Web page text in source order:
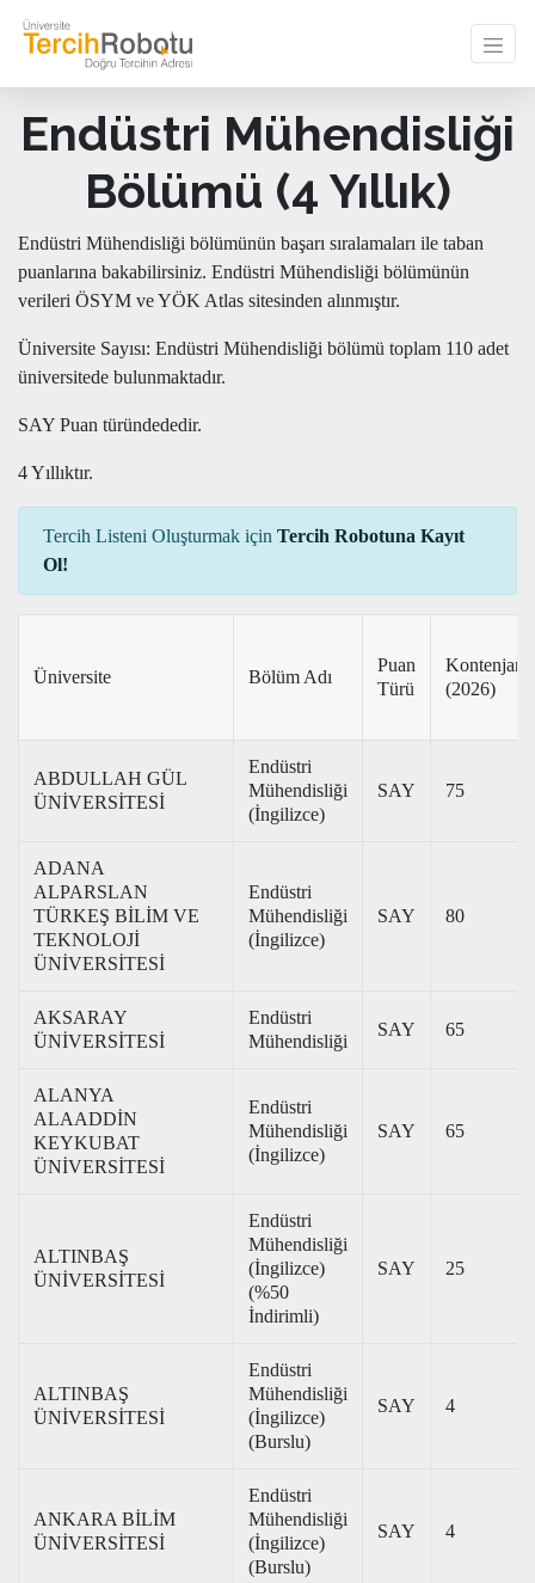
Endüstri Mühendisliği
Bölümü (4 Yıllık)
Endüstri Mühendisliği bölümünün başarı sıralamaları ile taban
puanlarına bakabilirsiniz. Endüstri Mühendisliği bölümünün
verileri ÖSYM ve YÖK Atlas sitesinden alınmıştır.
Üniversite Sayısı: Endüstri Mühendisliği bölümü toplam 110 adet
üniversitede bulunmaktadır.
SAY Puan türündededir.
4 Yıllıktır.
Tercih Listeni Oluşturmak için Tercih Robotuna Kayıt
Ol!
Üniversite Bölüm Adı
Puan
Türü
Kontenjan
(2026)
ABDULLAH GÜL
ÜNİVERSİTESİ
Endüstri
Mühendisliği
(İngilizce)
SAY 75
ADANA
ALPARSLAN
TÜRKEŞ BİLİM VE
TEKNOLOJİ
ÜNİVERSİTESİ
Endüstri
Mühendisliği
(İngilizce)
SAY 80
AKSARAY
ÜNİVERSİTESİ
Endüstri
Mühendisliği
SAY 65
ALANYA
ALAADDİN
KEYKUBAT
ÜNİVERSİTESİ
Endüstri
Mühendisliği
(İngilizce)
SAY 65
ALTINBAŞ
ÜNİVERSİTESİ
Endüstri
Mühendisliği
(İngilizce)
(%50
İndirimli)
SAY 25
ALTINBAŞ
ÜNİVERSİTESİ
Endüstri
Mühendisliği
(İngilizce)
(Burslu)
SAY 4
ANKARA BİLİM
ÜNİVERSİTESİ
Endüstri
Mühendisliği
(İngilizce)
(Burslu)
SAY 4